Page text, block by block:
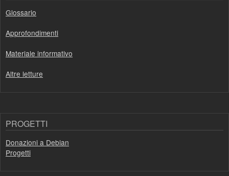
Glossario
Approfondimenti
Materiale informativo
Altre letture
PROGETTI
Donazioni a Debian
Progetti